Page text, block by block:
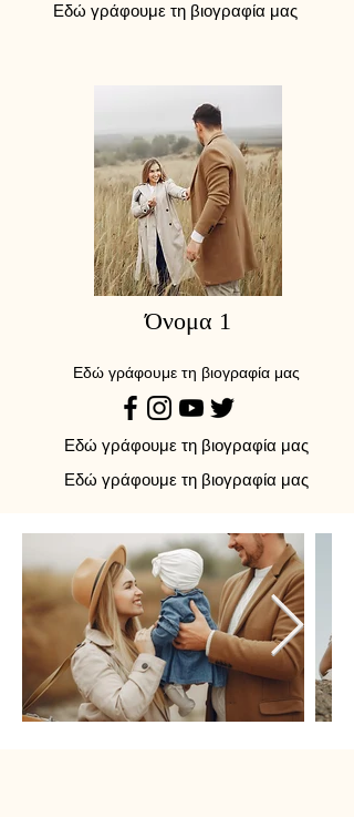
Εδώ γράφουμε τη βιογραφία μας
Όνομα 1
Εδώ γράφουμε τη βιογραφία μας
Εδώ γράφουμε τη βιογραφία μας
Εδώ γράφουμε τη βιογραφία μας